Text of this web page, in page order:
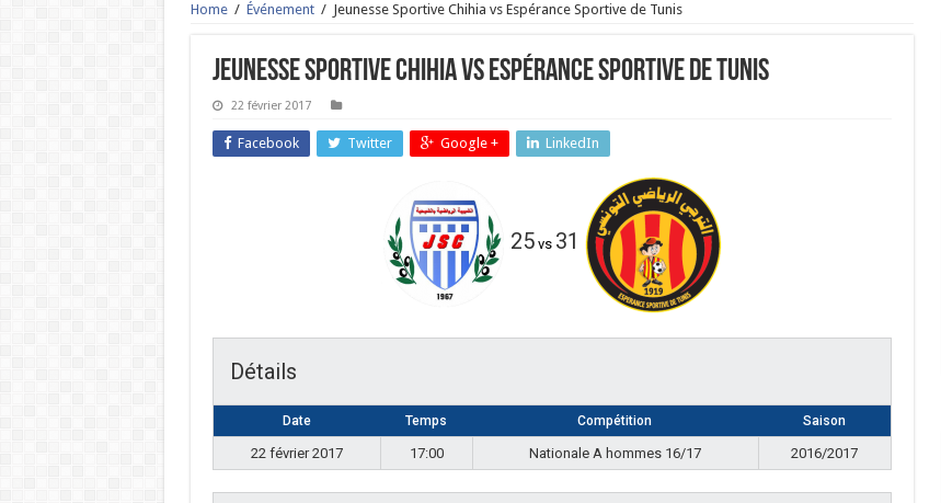
Home / Événement / Jeunesse Sportive Chihia vs Espérance Sportive de Tunis
Jeunesse Sportive Chihia vs Espérance Sportive de Tunis
22 février 2017
Facebook Twitter Google + LinkedIn
25vs 31
Détails
Date Temps Compétition Saison
22 février 2017 17:00 Nationale A hommes 16/17 2016/2017